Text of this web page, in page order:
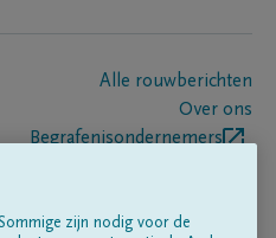
Alle rouwberichten
Over ons
Begrafenisondernemers
zijn nodig voor de